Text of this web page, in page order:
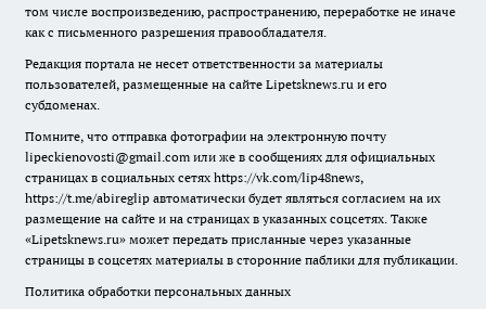
том числе воспроизведению, распространению, переработке не иначе
как с письменного разрешения правообладателя.
Редакция портала не несет ответственности за материалы
пользователей, размещенные на сайте Lipetsknews.ru и его
субдоменах.
Помните, что отправка фотографии на электронную почту
lipeckienovosti@gmail.com или же в сообщениях для официальных
страницах в социальных сетях https://vk.com/lip48news,
https://t.me/abireglip автоматически будет являться согласием на их
размещение на сайте и на страницах в указанных соцсетях. Также
«Lipetsknews.ru» может передать присланные через указанные
страницы в соцсетях материалы в сторонние паблики для публикации.
Политика обработки персональных данных